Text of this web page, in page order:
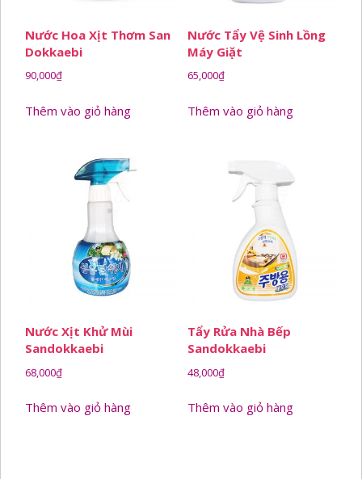
Nước Hoa Xịt Thơm San
Dokkaebi
90,000₫
Thêm vào giỏ hàng
Nước Tẩy Vệ Sinh Lồng
Máy Giặt
65,000₫
Thêm vào giỏ hàng
Nước Xịt Khử Mùi
Sandokkaebi
68,000₫
Thêm vào giỏ hàng
Tẩy Rửa Nhà Bếp
Sandokkaebi
48,000₫
Thêm vào giỏ hàng